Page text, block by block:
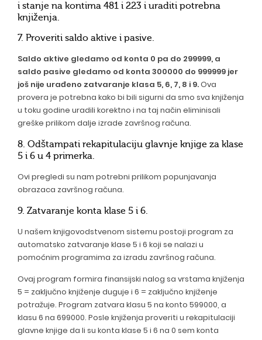
i stanje na kontima 481 i 223 i uraditi potrebna
knjiženja.
7. Proveriti saldo aktive i pasive.
Saldo aktive gledamo od konta 0 pa do 299999, a
saldo pasive gledamo od konta 300000 do 999999 jer
još nije urađeno zatvaranje klasa 5, 6, 7, 8 i 9.Ova
provera je potrebna kako bi bili sigurni da smo sva knjiženja
u toku godine uradili korektno i na taj način eliminisali
greške prilikom dalje izrade završnog računa.
8. Odštampati rekapitulaciju glavnje knjige za klase
5 i 6 u 4 primerka.
Ovi pregledi su nam potrebni prilikom popunjavanja
obrazaca završnog računa.
9. Zatvaranje konta klase 5 i 6.
U našem knjigovodstvenom sistemu postoji program za
automatsko zatvaranje klase 5 i 6 koji se nalazi u
pomoćnim programima za izradu završnog računa.
Ovaj program formira finansijski nalog sa vrstama knjiženja
5 = zaključno knjiženje duguje i 6 = zaključno knjiženje
potražuje. Program zatvara klasu 5 na konto 599000, a
klasu 6 na 699000. Posle knjiženja proveriti u rekapitulaciji
glavne knjige da li su konta klase 5 i 6 na 0 sem konta